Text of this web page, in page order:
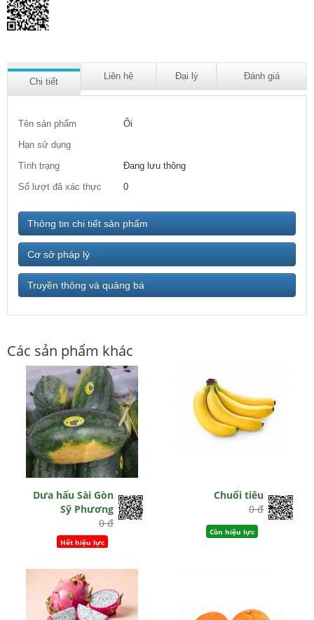
Chi tiết
Liên hệ Đại lý Đánh giá
Tên sản phẩm
Ổi
Hạn sử dụng
Tình trạng
Đang lưu thông
Số lượt đã xác thực
0
Thông tin chi tiết sản phẩm
Cơ sở pháp lý
Truyền thông và quảng bá
Các sản phẩm khác
Dưa hấu Sài Gòn
Sỹ Phương
0 đ
Hết hiệu lực
Chuối tiêu
0 đ
Còn hiệu lực